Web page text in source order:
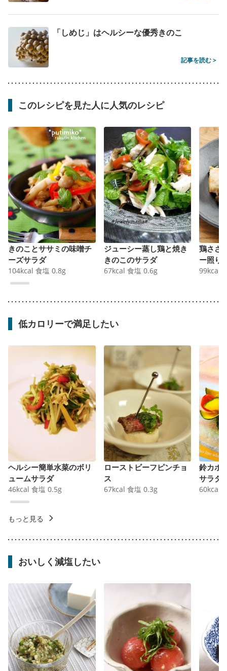
「しめじ」はヘルシーな優秀きのこ
記事を読む >
このレシピを見た人に人気のレシピ
きのことササミの味噌チ
ーズサラダ
104kcal 食塩 0.8g
ジューシー蒸し鶏と焼き
きのこのサラダ
67kcal 食塩 0.6g
鶏ささ
ー照り
99kcal
低カロリーで満足したい
ヘルシー簡単水菜のボリ
ュームサラダ
46kcal 食塩 0.5g
ローストビーフピンチョ
ス
67kcal 食塩 0.3g
鈴カボ
サラダ
60kcal
もっと見る
おいしく減塩したい